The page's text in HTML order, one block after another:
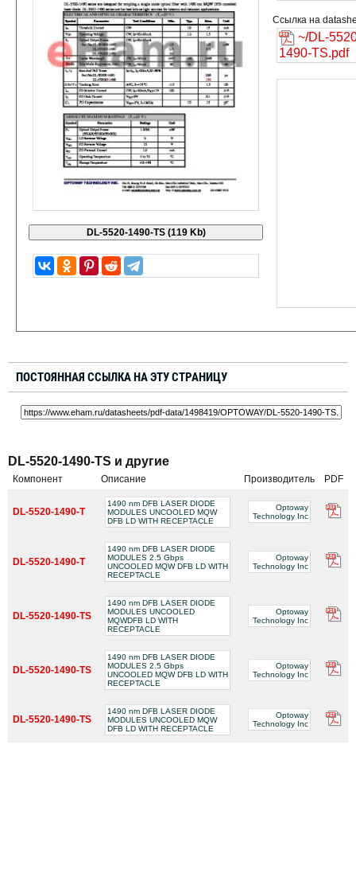
Ссылка на
~/DL-
1490-TS.pdf
ПОСТОЯННАЯ ССЫЛКА НА ЭТУ СТРАНИЦУ
DL-5520-1490-TS и другие
Компонент Описание Производитель PDF
DL-5520-1490-T
1490 nm DFB LASER DIODE
MODULES UNCOOLED MQW
DFB LD WITH RECEPTACLE
Optoway
Technology Inc
DL-5520-1490-T
1490 nm DFB LASER DIODE
MODULES 2.5 Gbps
UNCOOLED MQW DFB LD WITH
RECEPTACLE
Optoway
Technology Inc
DL-5520-1490-TS
1490 nm DFB LASER DIODE
MODULES UNCOOLED
MQWDFB LD WITH
RECEPTACLE
Optoway
Technology Inc
DL-5520-1490-TS
1490 nm DFB LASER DIODE
MODULES 2.5 Gbps
UNCOOLED MQW DFB LD WITH
RECEPTACLE
Optoway
Technology Inc
DL-5520-1490-TS
1490 nm DFB LASER DIODE
MODULES UNCOOLED MQW
DFB LD WITH RECEPTACLE
Optoway
Technology Inc